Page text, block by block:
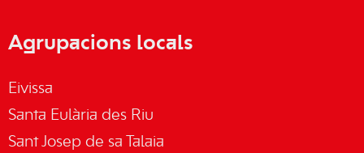
Agrupacions locals
Eivissa
Santa Eulària des Riu
Sant Josep de sa Talaia